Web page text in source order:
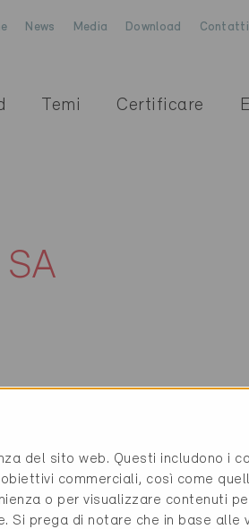
News Media Download Contatti
Temi Certificare
0263474644
info@ecco2.ch
www.ecco2.ch
del sito web. Questi includono i
commerciali, così come
o per visualizzare contenuti
prega di notare che in base alle